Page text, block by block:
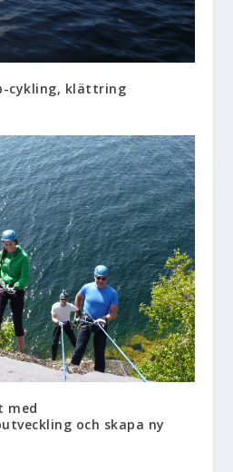
cykling, klättring
med
och skapa ny